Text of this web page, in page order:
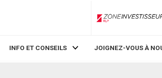
INFO ET CONSEILS JOIGNEZ-VOUS À